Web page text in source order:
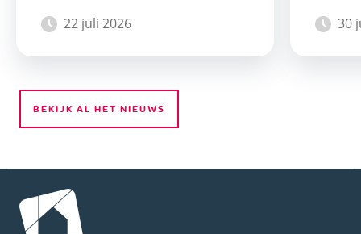
22 juli 2026 30
BEKIJK AL HET NIEUWS
Afbeelding